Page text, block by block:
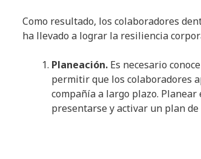
Como resultado, los colaboradores
ha llevado a lograr la resiliencia
Planeación. Es necesario
permitir que los colaboradores
compañía a largo plazo.
presentarse y activar un plan